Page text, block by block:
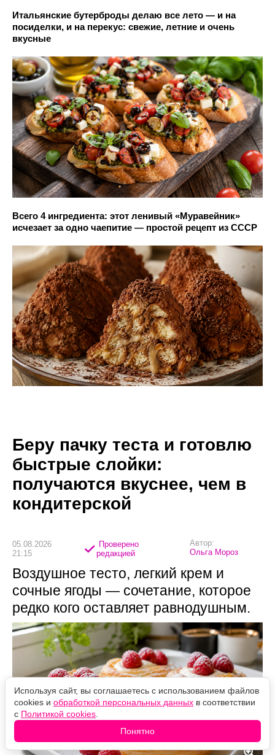
Итальянские бутерброды делаю все лето — и на
посиделки, и на перекус: свежие, летние и очень
вкусные
Всего 4 ингредиента: этот ленивый «Муравейник»
исчезает за одно чаепитие — простой рецепт из СССР
Беру пачку теста и готовлю
быстрые слойки:
получаются вкуснее, чем в
кондитерской
05.08.2026
21:15
Проверено
редакцией
Автор:
Ольга Мороз
Воздушное тесто, легкий крем и
сочные ягоды — сочетание, которое
редко кого оставляет равнодушным.
Используя сайт, вы соглашаетесь с использованием файлов
cookies и обработкой персональных данных в соответствии
с Политикой cookies
Понятно